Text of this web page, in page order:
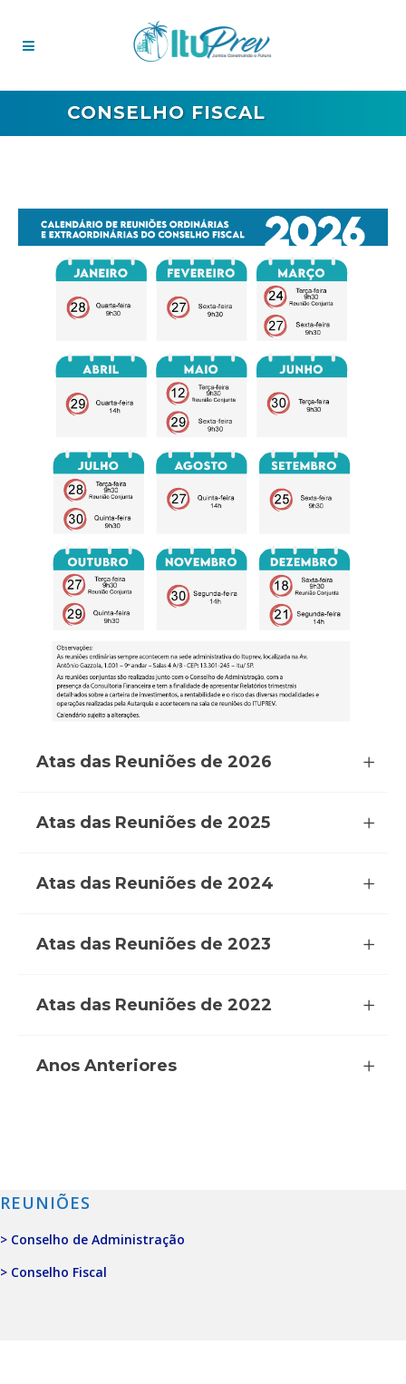
CONSELHO FISCAL
Atas das Reuniões de 2026
Atas das Reuniões de 2025
Atas das Reuniões de 2024
Atas das Reuniões de 2023
Atas das Reuniões de 2022
Anos Anteriores
REUNIÕES
> Conselho de Administração
> Conselho Fiscal